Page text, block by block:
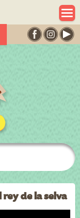
de la selva